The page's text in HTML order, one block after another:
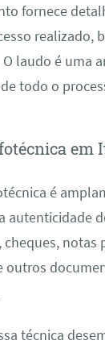
fornece
realizado,
laudo é uma
todo o
em
é
autenticidade
notas
outros
técnica